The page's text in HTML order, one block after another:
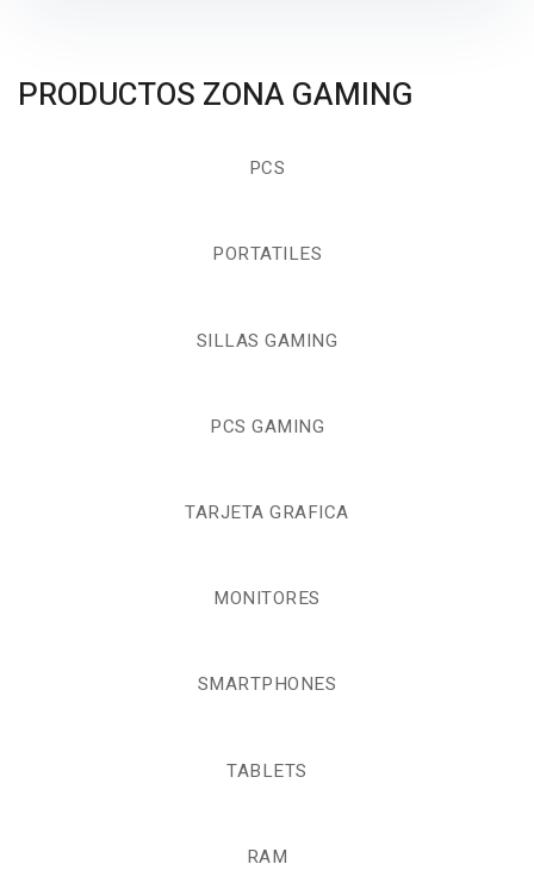
PRODUCTOS ZONA GAMING
PCS
PORTATILES
SILLAS GAMING
PCS GAMING
TARJETA GRAFICA
MONITORES
SMARTPHONES
TABLETS
RAM